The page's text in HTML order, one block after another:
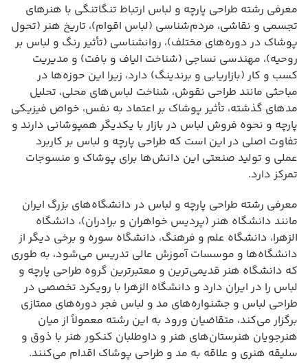
معرفی رشته طراحی پارچه و لباس ارتباط تنگاتنگی با هنرهای
تجسمی و نقاشی، مردم‌شناسی (لباس اقوام)، تاریخ هنر (تحول
پوشاک در دوره‌های مختلف)، روانشناسی (تأثیر رنگ و لباس بر
روحیه)، مهندسی نساجی (شناخت الیاف و بافت) و مدیریت
کسب و کار (بازاریابی و برندینگ) دارد، زیرا این حوزه‌ها در
مباحثی مانند طراحی نقوش، شناخت لباس‌های محلی، تحلیل
مدهای گذشته، تأثیر پوشاک بر اعتماد به نفس، خواص فیزیکی
پارچه و نحوه فروش لباس در بازار با یکدیگر همپوشانی دارند و
تفاوت اصلی در این است که طراحی پارچه و لباس بر کاربرد
عملی و تولید صنعتی این دانش‌ها برای پوشاک و منسوجات
تمرکز دارد.
معرفی رشته طراحی پارچه و لباس در دانشگاه‌های بزرگ ایران
مانند دانشگاه هنر (پردیس خواهران و برادران)، دانشگاه
الزهرا، دانشگاه علم و فرهنگ، دانشگاه سوره و برخی دیگر از
دانشگاه‌ها و موسسات آموزش عالی تدریس می‌شود، به طوری
که دانشگاه هنر قدیمی‌ترین و معتبرترین گروه طراحی پارچه و
لباس را در ایران دارد و دانشگاه الزهرا با رویکرد تخصصی در
طراحی لباس و جشنواره‌های مد و لباس فجر دوره‌های ممتازی
برگزار می‌کند، متقاضیان ورود به این رشته معمولاً از میان
هنرجویان هنرستان‌های هنر و داوطلبان کنکور هنر با ذوق و
سلیقه هنری و علاقه به مد و طراحی پوشاک اقدام می‌کنند.